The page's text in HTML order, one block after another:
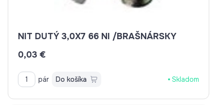
NIT DUTÝ 3,0X7 66 NI /BRAŠNÁRSKY
0,03 €
pár Do košíka Skladom